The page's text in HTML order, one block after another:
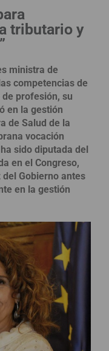
tributario y
ministra de
competencias de
profesión, su
en la gestión
de Salud de la
vocación
sido diputada del
en el Congreso,
Gobierno antes
en la gestión